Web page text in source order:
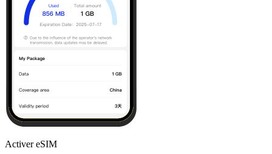
Activer eSIM